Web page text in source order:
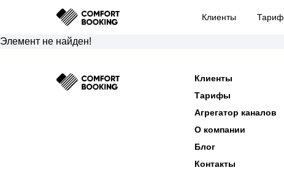
Клиенты
Клиенты
Элемент не найден!
Клиенты
Тарифы
Агрегатор каналов
О компании
Блог
Контакты